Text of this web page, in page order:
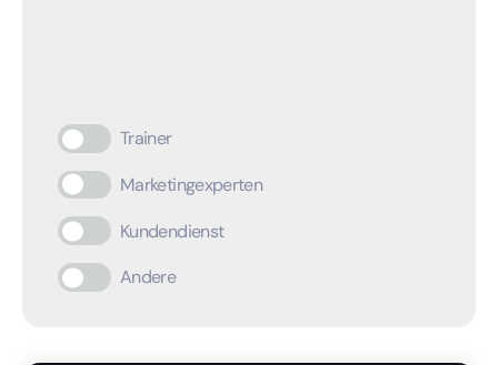
Trainer
Marketingexperten
Kundendienst
Andere